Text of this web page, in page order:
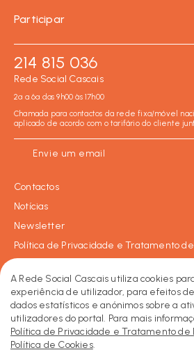
Participar
214 815 036
Rede Social Cascais
2ª a 6ª das 9h00 às 17h00
Chamada para contactos da rede fixa/móvel
aplicado de acordo com o tarifário do cliente
Envie um email
Contactos
Notícias
Newsletter
Política de Privacidade e Tratamento de
2026 © Rede Social de Cascais • Todos
Made by KOBU
Facebook
Instagram
LinkedIn
A Rede Social Cascais utiliza cookies
experiência de utilizador, para efeitos
dados estatísticos e anónimos sobre a
utilizadores do portal. Para mais
Política de Privacidade e Tratamento de
Política de Cookies.